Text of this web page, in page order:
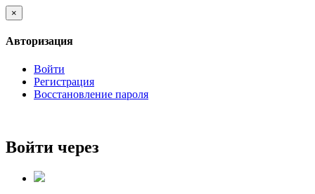
×
Авторизация
Войти
Регистрация
Восстановление пароля
Войти через